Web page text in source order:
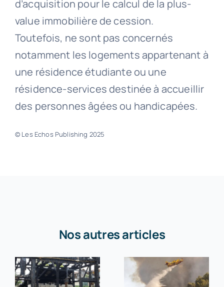
d’acquisition pour le calcul de la plus-
value immobilière de cession.
Toutefois, ne sont pas concernés
notamment les logements appartenant à
une résidence étudiante ou une
résidence-services destinée à accueillir
des personnes âgées ou handicapées.
© Les Echos Publishing 2025
Nos autres articles